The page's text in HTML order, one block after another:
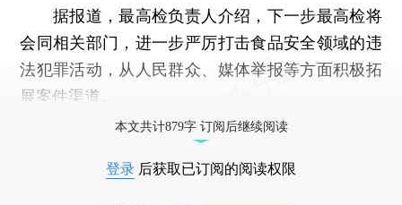
据报道，最高检负责人介绍，下一步最高检将
会同相关部门，进一步严厉打击食品安全领域的违
法犯罪活动，从人民群众、媒体举报等方面积极拓
展案件渠道。
本文共计879字 订阅后继续阅读
登录 后获取已订阅的阅读权限